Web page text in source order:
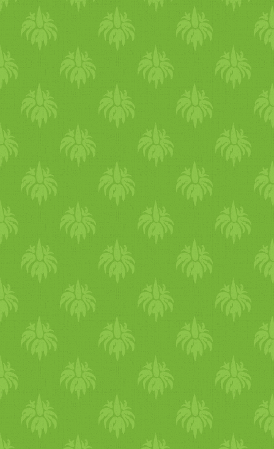
megszoknom... :-) A fehér/­­
világos változatok azok,
a lehántolt magból kerültek
előállításra. Mint pl. a fehér
mandulakrém! Hmmmmm,
nagggyon finom!:-) És
naggggyon drága... L L Azt
mondanám, hogy ezek a
krémek gyak. az egyik
legdrágább összetevő-
csoportba tartoznak! 1 üveg
mandulakrém (250 g) =
Ft körül 1 üveg kesukrém
fogást alapvetően vacsorára
szokta készíteni, ám most
reggel sütötte, és
el vele mindenkit. gabi két
recepttel is készült, kesudiós
kókusztejes karfiolt főzött és
csicseriborsó krémlevest.
olyan családban nőtt fel, ahol
szinte minden nap ettek húst.
később viszont, szakmájának
köszönhetően egyre többet
foglalkozott az egészséges
táplálkozással, és a
a konyhában is hasznosította.